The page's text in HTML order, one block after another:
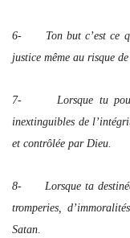
6- Ton but c’est ce
justice même au risque de
7- Lorsque tu
inextinguibles de
et contrôlée par Dieu.
8- Lorsque ta destinée
tromperies,
Satan.